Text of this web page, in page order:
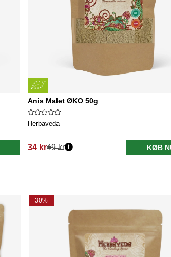
Anis Malet ØKO 50g
Herbaveda
34 kr
Normalpris:
49 kr KØB
30%